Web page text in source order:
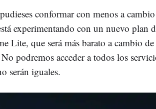
conformar con menos a
experimentando con un nuevo plan
Lite, que será más barato a cambio
podremos acceder a todos los
serán iguales.